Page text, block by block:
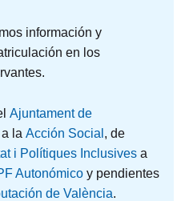
información y
en los
Ajuntament de
la Acción Social , de
i Polítiques Inclusives a
Autonómicoy pendientes
de València.